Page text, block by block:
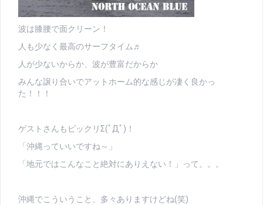
波は膝腰で面クリーン！
人も少なく最高のサーフタイム♬
人が少ないからか、波が豊富だからか
みんな譲り合いでアットホーム的な感じが凄く良かっ
た！！！
ゲストさんもビックリΣ(ﾟДﾟ)！
「沖縄っていいですね～」
「地元ではこんなこと絶対にありえない！」って。。。
沖縄でこういうこと、多々ありますけどね(笑)